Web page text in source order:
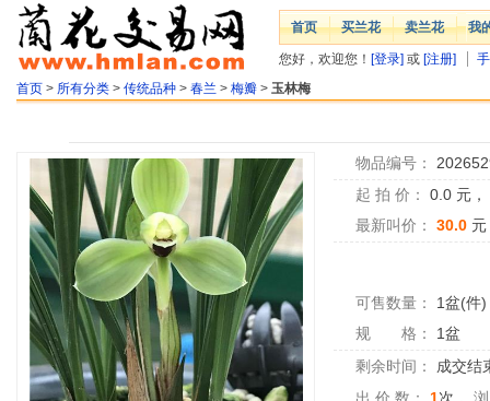
首页 买兰花 卖兰花 我
您好，欢迎您！ [登录] 或 [注册]
首页 > 所有分类 > 传统品种 > 春兰 > 梅瓣 > 玉林梅
物品编号：
起 拍 价：
0.0 元，
最新叫价：
30.0 元
可售数量： 1盆(件)
规 格：
1盆
剩余时间：
成交结